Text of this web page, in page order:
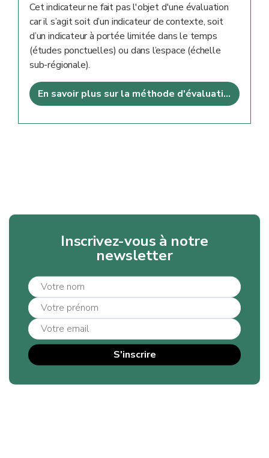
Cet indicateur ne fait pas l'objet d'une évaluation
car il s’agit soit d’un indicateur de contexte, soit
d’un indicateur à portée limitée dans le temps
(études ponctuelles) ou dans l’espace (échelle
sub-régionale).
En savoir plus sur la méthode d'évaluation
Inscrivez-vous à notre
newsletter